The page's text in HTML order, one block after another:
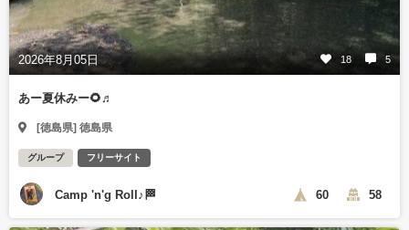
2026年8月05日 18 5
あー夏休みー🌻♬
[徳島県] 徳島県
グループ フリーサイト
Camp 'n'g Roll♪🏁 60 58